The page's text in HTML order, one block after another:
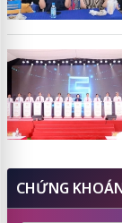
CHỨNG